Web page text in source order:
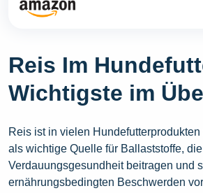
Reis Im
Wichtigste im
Reis ist in vielen
als wichtige Quelle für Ballaststoffe,
Verdauungsgesundheit beitragen und
ernährungsbedingten Beschwerden